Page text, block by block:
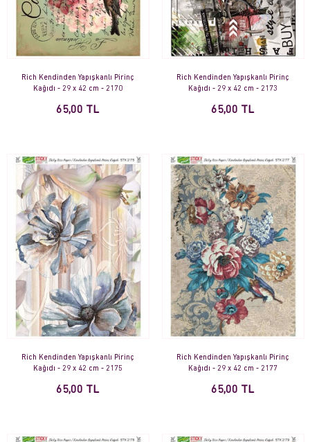
Rich Kendinden Yapışkanlı Pirinç
Kağıdı - 29 x 42 cm - 2170
65,00 TL
Rich Kendinden Yapışkanlı Pirinç
Kağıdı - 29 x 42 cm - 2173
65,00 TL
Rich Kendinden Yapışkanlı Pirinç
Kağıdı - 29 x 42 cm - 2175
65,00 TL
Rich Kendinden Yapışkanlı Pirinç
Kağıdı - 29 x 42 cm - 2177
65,00 TL